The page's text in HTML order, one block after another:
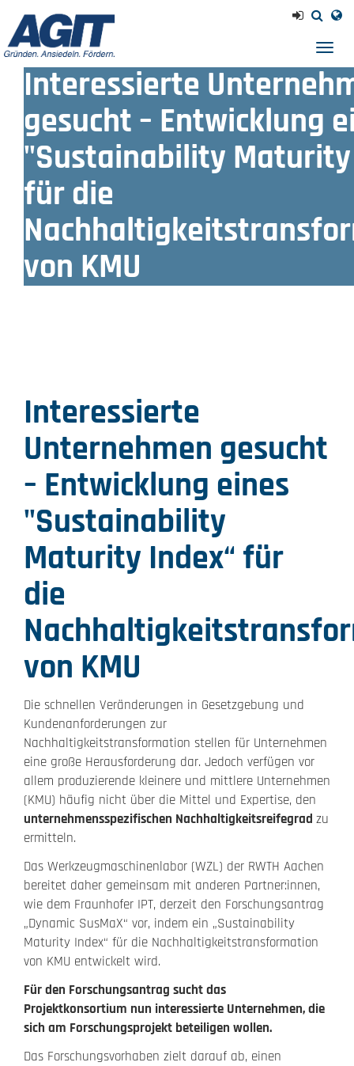
Interessierte
gesucht – Entwicklung
"Sustainability Maturity
für die
von KMU
Interessierte
Unternehmen gesucht
– Entwicklung eines
"Sustainability
Maturity Index“ für
die
von KMU
Die schnellen Veränderungen in Gesetzgebung und
Kundenanforderungen zur
Nachhaltigkeitstransformation stellen für Unternehmen
eine große Herausforderung dar. Jedoch verfügen vor
allem produzierende kleinere und mittlere Unternehmen
(KMU) häufig nicht über die Mittel und Expertise, den
unternehmensspezifischen Nachhaltigkeitsreifegrad zu
ermitteln.
Das Werkzeugmaschinenlabor (WZL) der RWTH Aachen
bereitet daher gemeinsam mit anderen Partner:innen,
wie dem Fraunhofer IPT, derzeit den Forschungsantrag
„Dynamic SusMaX“ vor, indem ein „Sustainability
Maturity Index“ für die Nachhaltigkeitstransformation
von KMU entwickelt wird.
Für den Forschungsantrag sucht das
Projektkonsortium nun interessierte Unternehmen, die
sich am Forschungsprojekt beteiligen wollen.
Das Forschungsvorhaben zielt darauf ab, einen